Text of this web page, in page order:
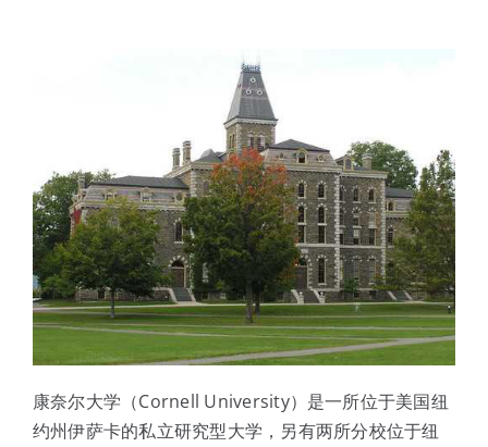
康奈尔大学（Cornell University）是一所位于美国纽
约州伊萨卡的私立研究型大学，另有两所分校位于纽